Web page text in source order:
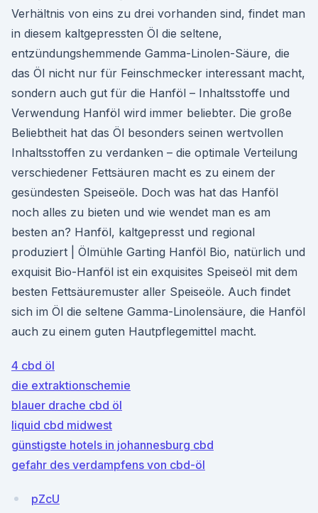
Verhältnis von eins zu drei vorhanden sind, findet man
in diesem kaltgepressten Öl die seltene,
entzündungshemmende Gamma-Linolen-Säure, die
das Öl nicht nur für Feinschmecker interessant macht,
sondern auch gut für die Hanföl – Inhaltsstoffe und
Verwendung Hanföl wird immer beliebter. Die große
Beliebtheit hat das Öl besonders seinen wertvollen
Inhaltsstoffen zu verdanken – die optimale Verteilung
verschiedener Fettsäuren macht es zu einem der
gesündesten Speiseöle. Doch was hat das Hanföl
noch alles zu bieten und wie wendet man es am
besten an? Hanföl, kaltgepresst und regional
produziert | Ölmühle Garting Hanföl Bio, natürlich und
exquisit Bio-Hanföl ist ein exquisites Speiseöl mit dem
besten Fettsäuremuster aller Speiseöle. Auch findet
sich im Öl die seltene Gamma-Linolensäure, die Hanföl
auch zu einem guten Hautpflegemittel macht.
4 cbd öl
die extraktionschemie
blauer drache cbd öl
liquid cbd midwest
günstigste hotels in johannesburg cbd
gefahr des verdampfens von cbd-öl
pZcU